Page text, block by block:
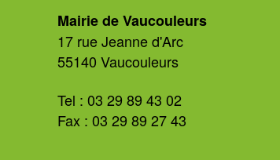
Mairie de Vaucouleurs
17 rue Jeanne d'Arc
55140 Vaucouleurs
Tel : 03 29 89 43 02
Fax : 03 29 89 27 43